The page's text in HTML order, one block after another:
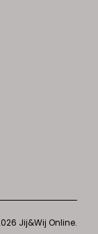
Jij&Wij Online.